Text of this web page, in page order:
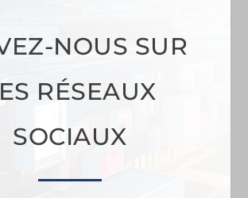
NOUS SUR
RÉSEAUX
SOCIAUX